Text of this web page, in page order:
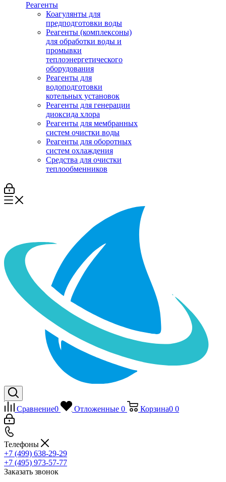
Реагенты
Коагулянты для
предподготовки воды
Реагенты (комплексоны)
для обработки воды и
промывки
теплоэнергетического
оборудования
Реагенты для
водоподготовки
котельных установок
Реагенты для генерации
диоксида хлора
Реагенты для мембранных
систем очистки воды
Реагенты для оборотных
систем охлаждения
Средства для очистки
теплообменников
Сравнение0 Отложенные 0 Корзина0 0
Телефоны
+7 (499) 638-29-29
+7 (495) 973-57-77
Заказать звонок